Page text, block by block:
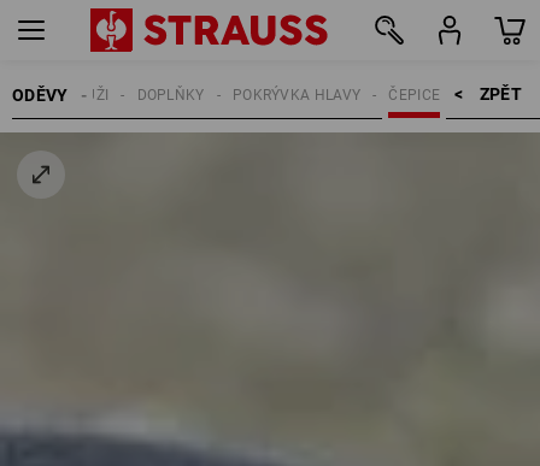
ODĚVY ZPĚT    >
ČEPICE
POKRÝVKA HLAVY
DOPLŇKY
MUŽI